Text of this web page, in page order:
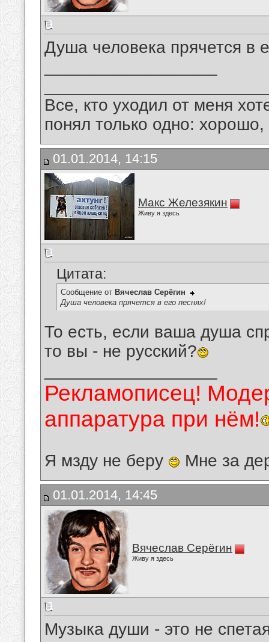
Душа человека прячется в
Все, кто уходил от меня
понял только одно:
01.01.2014, 14:15
Макс Железякин
Живу я здесь
Цитата:
Сообщение от Вячеслав Серёгин
Душа человека прячется в его песнях!
То есть, если ваша душа
то вы - не русский?
Рекламописец!
аппаратура при нём!
Я мзду не беру Мне за
01.01.2014, 14:45
Вячеслав Серёгин
Живу я здесь
Музыка души - это не